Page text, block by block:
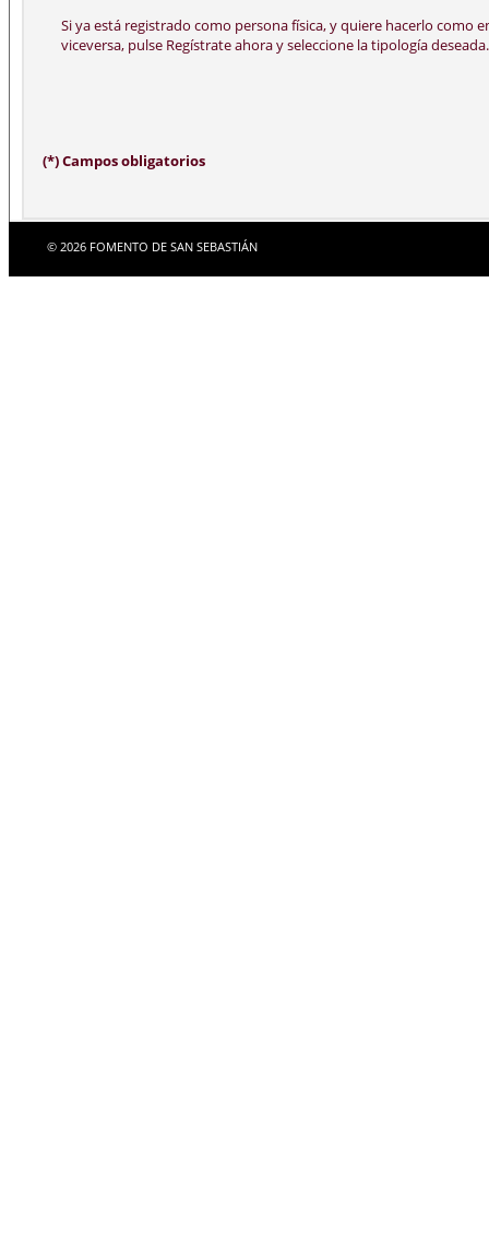
(*) Campos obligatorios
© 2026 FOMENTO DE SAN SEBASTIÁN